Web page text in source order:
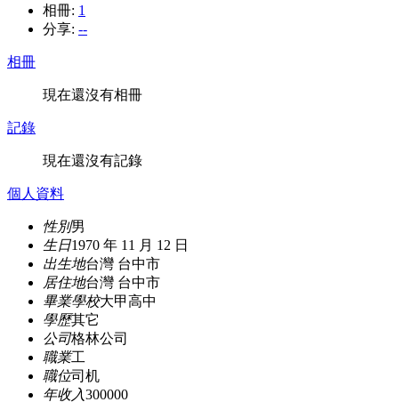
相冊: 1
分享: --
相冊
現在還沒有相冊
記錄
現在還沒有記錄
個人資料
性別男
生日1970 年 11 月 12 日
出生地台灣 台中市
居住地台灣 台中市
畢業學校大甲高中
學歷其它
公司格林公司
職業工
職位司机
年收入300000